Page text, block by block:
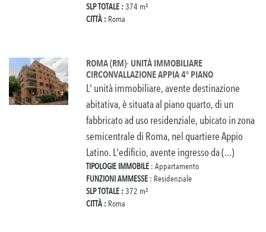
SLP TOTALE : 374 m²
CITTÀ : Roma
ROMA (RM)- UNITÀ IMMOBILIARE
CIRCONVALLAZIONE APPIA 4° PIANO
L' unità immobiliare, avente destinazione
abitativa, è situata al piano quarto, di un
fabbricato ad uso residenziale, ubicato in zona
semicentrale di Roma, nel quartiere Appio
Latino. L'edificio, avente ingresso da (...)
TIPOLOGIE IMMOBILE : Appartamento
FUNZIONI AMMESSE : Residenziale
SLP TOTALE : 372 m²
CITTÀ : Roma